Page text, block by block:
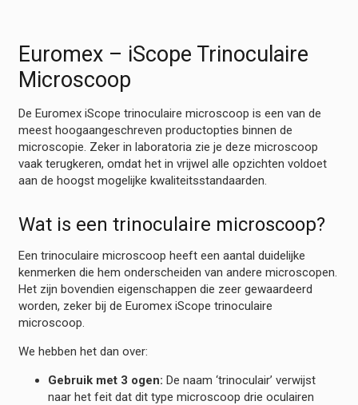
Euromex – iScope Trinoculaire
Microscoop
De Euromex iScope trinoculaire microscoop is een van de
meest hoogaangeschreven productopties binnen de
microscopie. Zeker in laboratoria zie je deze microscoop
vaak terugkeren, omdat het in vrijwel alle opzichten voldoet
aan de hoogst mogelijke kwaliteitsstandaarden.
Wat is een trinoculaire microscoop?
Een trinoculaire microscoop heeft een aantal duidelijke
kenmerken die hem onderscheiden van andere microscopen.
Het zijn bovendien eigenschappen die zeer gewaardeerd
worden, zeker bij de Euromex iScope trinoculaire
microscoop.
We hebben het dan over:
Gebruik met 3 ogen: De naam ‘trinoculair’ verwijst
naar het feit dat dit type microscoop drie oculairen